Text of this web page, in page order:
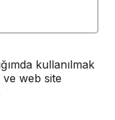
kullanılmak
ve web site